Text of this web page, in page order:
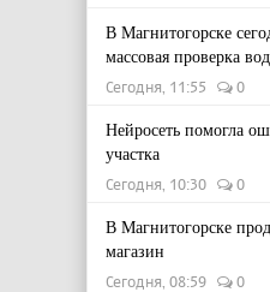
В Магнитогорске
массовая проверка
Сегодня, 11:55 0
Нейросеть помогла
участка
Сегодня, 10:30 0
В Магнитогорске
магазин
Сегодня, 08:59 0